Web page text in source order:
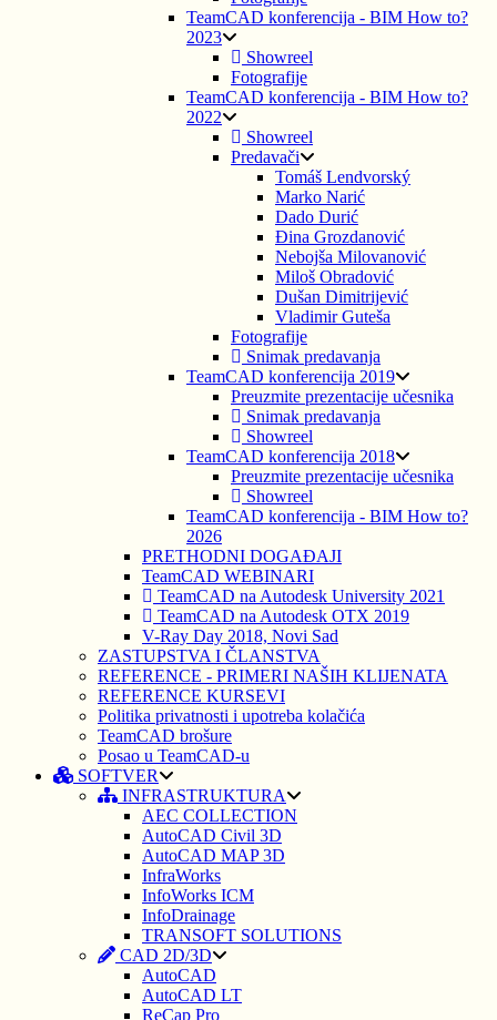
TeamCAD konferencija - BIM How to?
2023
Showreel
Fotografije
TeamCAD konferencija - BIM How to?
2022
Showreel
Predavači
Tomáš Lendvorský
Marko Narić
Dado Durić
Đina Grozdanović
Nebojša Milovanović
Miloš Obradović
Dušan Dimitrijević
Vladimir Guteša
Fotografije
Snimak predavanja
TeamCAD konferencija 2019
Preuzmite prezentacije učesnika
Snimak predavanja
Showreel
TeamCAD konferencija 2018
Preuzmite prezentacije učesnika
Showreel
TeamCAD konferencija - BIM How to?
2026
PRETHODNI DOGAĐAJI
TeamCAD WEBINARI
TeamCAD na Autodesk University 2021
TeamCAD na Autodesk OTX 2019
V-Ray Day 2018, Novi Sad
ZASTUPSTVA I ČLANSTVA
REFERENCE - PRIMERI NAŠIH KLIJENATA
REFERENCE KURSEVI
Politika privatnosti i upotreba kolačića
TeamCAD brošure
Posao u TeamCAD-u
SOFTVER
INFRASTRUKTURA
AEC COLLECTION
AutoCAD Civil 3D
AutoCAD MAP 3D
InfraWorks
InfoWorks ICM
InfoDrainage
TRANSOFT SOLUTIONS
CAD 2D/3D
AutoCAD
AutoCAD LT
ReCap Pro